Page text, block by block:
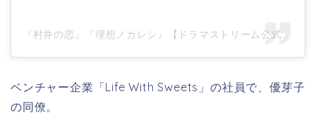
ベンチャー企業「Life With Sweets」の社員で、優芽子
の同僚。